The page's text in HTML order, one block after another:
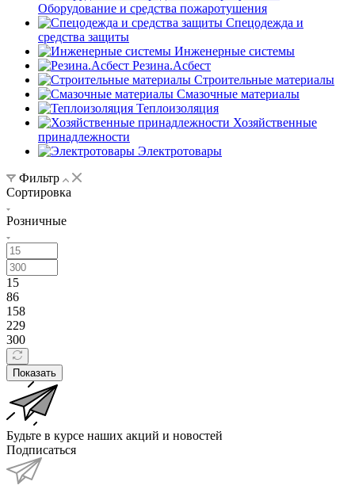
Оборудование и средства пожаротушения
Спецодежда и
средства защиты
Инженерные системы
Резина.Асбест
Строительные материалы
Смазочные материалы
Теплоизоляция
Хозяйственные
принадлежности
Электротовары
Фильтр
Сортировка
Розничные
15
86
158
229
300
Показать
Будьте в курсе наших акций и новостей
Подписаться